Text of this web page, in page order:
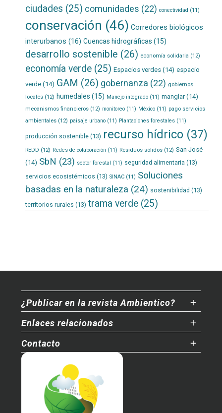
ciudades (25) comunidades (22) conectividad (11)
conservación (46) Corredores biológicos
interurbanos (16) Cuencas hidrográficas (15)
desarrollo sostenible (26) economía solidaria (12)
economía verde(25) Espacios verdes(14) espacio
verde(14) GAM (26) gobernanza (22) gobiernos
locales(12) humedales (15) Manejo integrado(11) manglar(14)
mecanismos financieros(12) monitoreo(11) México(11) pago servicios
ambientales(12) paisaje urbano(11) Plantaciones forestales(11)
producción sostenible(13) recurso hídrico(37)
REDD (12) Redes de colaboración (11) Residuos sólidos(12) San José
(14) SbN (23) sector forestal (11) seguridad alimentaria (13)
servicios ecosistémicos (13) SINAC(11) Soluciones
basadas en la naturaleza (24) sostenibilidad (13)
territorios rurales (13) trama verde(25)
¿Publicar en la revista Ambientico?
Enlaces relacionados
Contacto